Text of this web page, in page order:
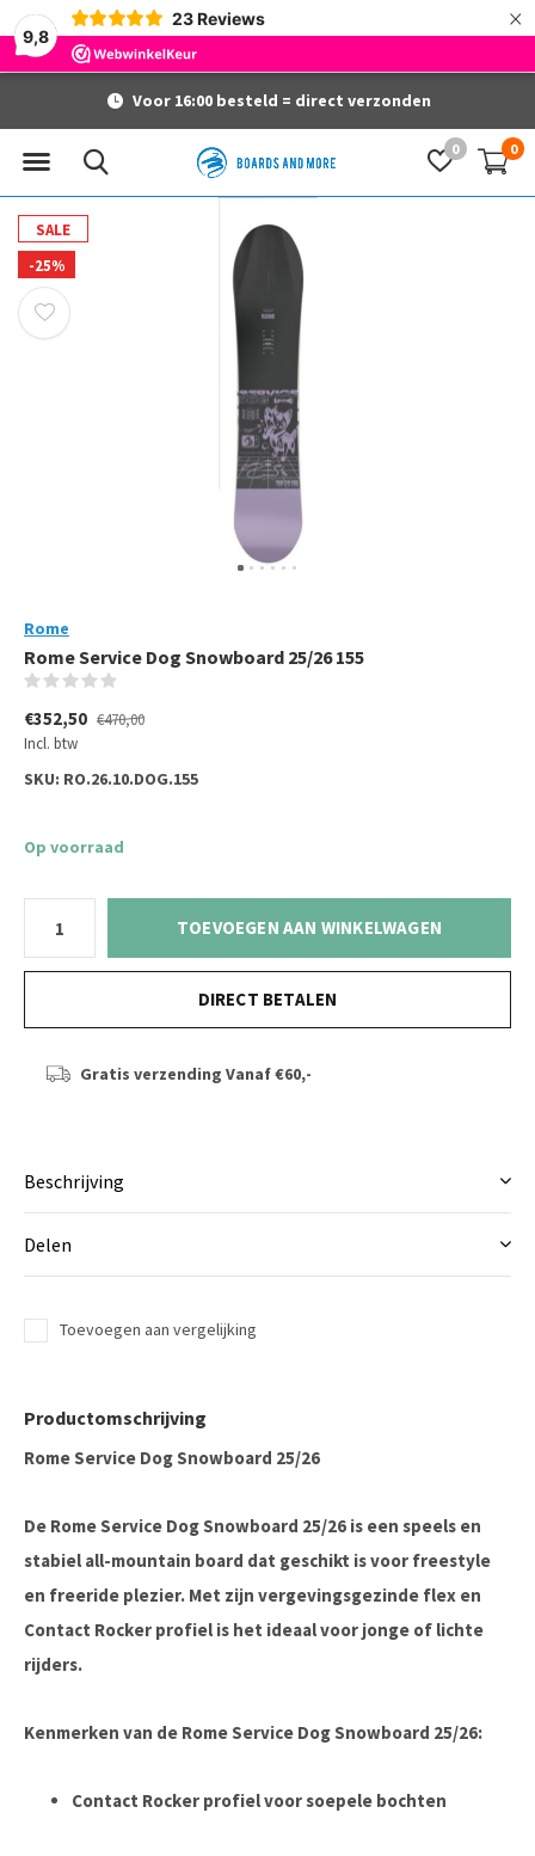
9,8
23 Reviews ×
0 0
Voor 16:00 besteld = direct verzonden
SALE
-25%
Rome
Rome Service Dog Snowboard 25/26 155
€352,50 €470,00
Incl. btw
SKU: RO.26.10.DOG.155
Op voorraad
TOEVOEGEN AAN WINKELWAGEN
DIRECT BETALEN
Gratis verzending Vanaf €60,-
Beschrijving
Delen
Toevoegen aan vergelijking
Productomschrijving
Rome Service Dog Snowboard 25/26
De Rome Service Dog Snowboard 25/26 is een speels en
stabiel all-mountain board dat geschikt is voor freestyle
en freeride plezier. Met zijn vergevingsgezinde flex en
Contact Rocker profiel is het ideaal voor jonge of lichte
rijders.
Kenmerken van de Rome Service Dog Snowboard 25/26:
Contact Rocker profiel voor soepele bochten